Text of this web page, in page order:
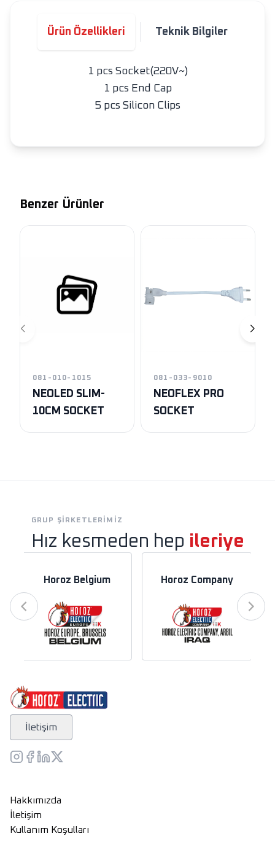
Ürün Özellikleri Teknik Bilgiler
1 pcs Socket(220V~)
1 pcs End Cap
5 pcs Silicon Clips
Benzer Ürünler
081-010-1015
NEOLED SLIM-
10CM SOCKET
081-033-9010
NEOFLEX PRO
SOCKET
GRUP ŞIRKETLERIMIZ
Hız kesmeden hep ileriye
Horoz Belgium Horoz Company
İletişim
Hakkımızda
İletişim
Kullanım Koşulları